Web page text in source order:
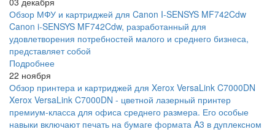
Обзор МФУ и картриджей для Canon I-SENSYS MF742Cdw
Canon i-SENSYS MF742Cdw, разработанный для
удовлетворения потребностей малого и среднего бизнеса,
представляет собой
Подробнее
22 ноября
Обзор принтера и картриджей для Xerox VersaLink C7000DN
Xerox VersaLink C7000DN - цветной лазерный принтер
премиум-класса для офиса среднего размера. Его особые
навыки включают печать на бумаге формата A3 в дуплексном